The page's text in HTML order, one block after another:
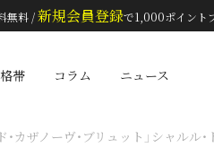
無料 /新規会員登録で1,000ポイント
帯 コラム ニュース
ド・カザノーヴ・ブリュット」シャル